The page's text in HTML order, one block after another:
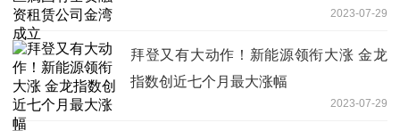
2023-07-29
拜登又有大动作！新能源领衔大涨 金龙
指数创近七个月最大涨幅
2023-07-29